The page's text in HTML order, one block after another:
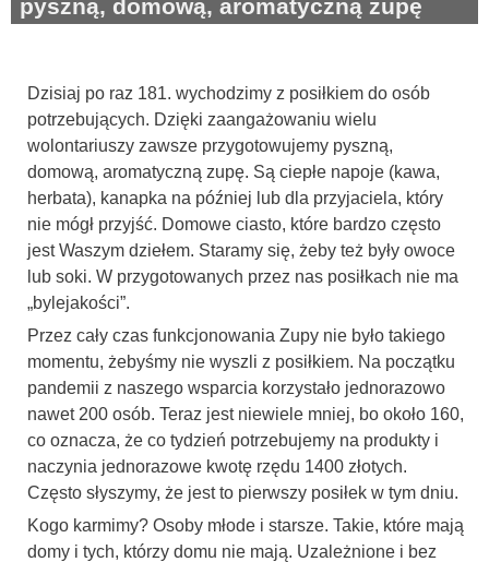
pyszną, domową, aromatyczną zupę
Dzisiaj po raz 181. wychodzimy z posiłkiem do osób
potrzebujących. Dzięki zaangażowaniu wielu
wolontariuszy zawsze przygotowujemy pyszną,
domową, aromatyczną zupę. Są ciepłe napoje (kawa,
herbata), kanapka na później lub dla przyjaciela, który
nie mógł przyjść. Domowe ciasto, które bardzo często
jest Waszym dziełem. Staramy się, żeby też były owoce
lub soki. W przygotowanych przez nas posiłkach nie ma
„bylejakości”.
Przez cały czas funkcjonowania Zupy nie było takiego
momentu, żebyśmy nie wyszli z posiłkiem. Na początku
pandemii z naszego wsparcia korzystało jednorazowo
nawet 200 osób. Teraz jest niewiele mniej, bo około 160,
co oznacza, że co tydzień potrzebujemy na produkty i
naczynia jednorazowe kwotę rzędu 1400 złotych.
Często słyszymy, że jest to pierwszy posiłek w tym dniu.
Kogo karmimy? Osoby młode i starsze. Takie, które mają
domy i tych, którzy domu nie mają. Uzależnione i bez